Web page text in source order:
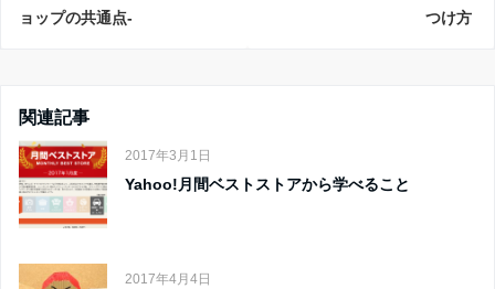
ョップの共通点-
つけ方
関連記事
2017年3月1日
Yahoo!月間ベストストアから学べること
2017年4月4日